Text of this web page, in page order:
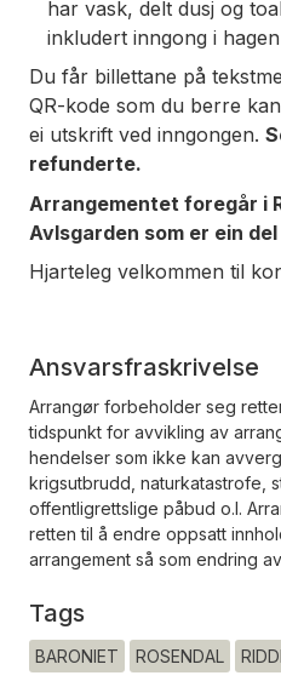
har vask, delt dusj og
inkludert inngong i
Du får billettane på
QR-kode som du berre
ei utskrift ved inngongen.
refunderte.
Arrangementet foregår i
Avlsgarden som er ein
Hjarteleg velkommen til
Ansvarsfraskrivelse
Arrangør forbeholder seg
tidspunkt for avvikling av
hendelser som ikke kan
krigsutbrudd, naturkatastrofe,
offentligrettslige påbud o.l.
retten til å endre oppsatt
arrangement så som endring
Tags
BARONIET ROSENDAL